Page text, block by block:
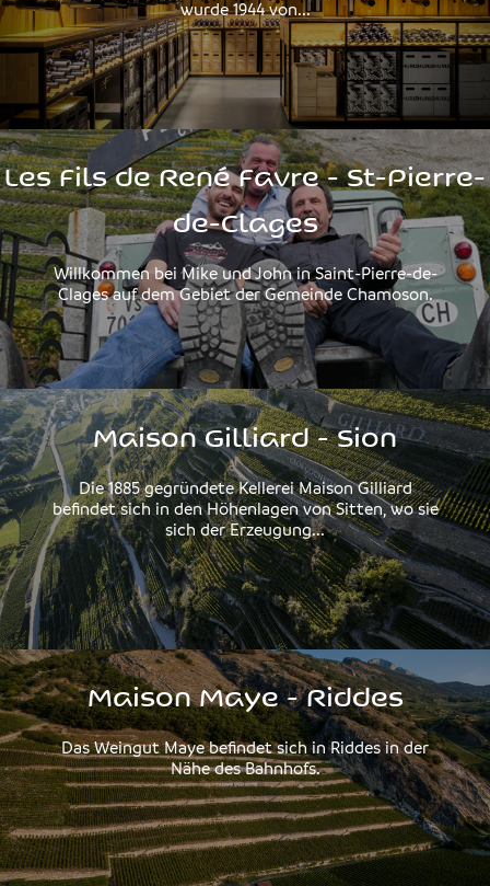
wurde 1944 von...
Les Fils de René Favre - St-Pierre-
de-Clages
Willkommen bei Mike und John in Saint-Pierre-de-
Clages auf dem Gebiet der Gemeinde Chamoson.
Maison Gilliard - Sion
Die 1885 gegründete Kellerei Maison Gilliard
befindet sich in den Höhenlagen von Sitten, wo sie
sich der Erzeugung...
Maison Maye - Riddes
Das Weingut Maye befindet sich in Riddes in der
Nähe des Bahnhofs.